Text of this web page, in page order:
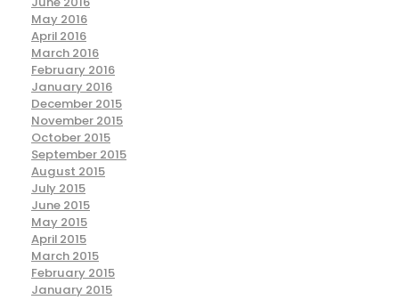
May 2016
April 2016
March 2016
February 2016
January 2016
December 2015
November 2015
October 2015
September 2015
August 2015
July 2015
June 2015
May 2015
April 2015
March 2015
February 2015
January 2015